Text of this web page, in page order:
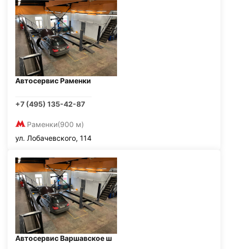
Автосервис Раменки
+7 (495) 135-42-87
Раменки(900 м)
ул. Лобачевского, 114
Автосервис Варшавское ш